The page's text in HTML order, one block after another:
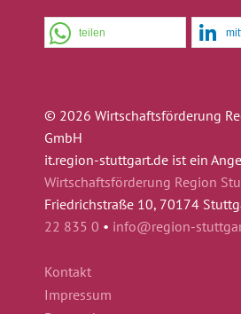
teilen
© 2026 Wirtschaftsförderung
GmbH
it.region-stuttgart.de ist ein
Wirtschaftsförderung Region
Friedrichstraße 10, 70174
22 835 0 • info@region-
Kontakt
Impressum